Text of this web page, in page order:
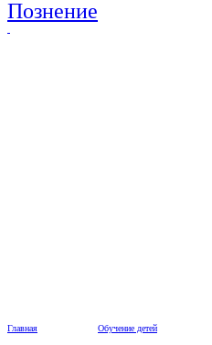
Главная Обучение детей